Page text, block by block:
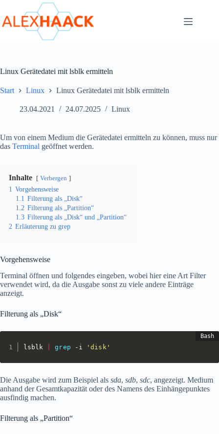
springen
Linux Gerätedatei mit lsblk ermitteln
Start Linux Linux Gerätedatei mit lsblk ermitteln
23.04.2021 24.07.2025 Linux
Um von einem Medium die Gerätedatei ermitteln zu können, muss nur
das Terminal geöffnet werden.
Inhalte Verbergen
1 Vorgehensweise
1.1 Filterung als „Disk“
1.2 Filterung als „Partition“
1.3 Filterung als „Disk“ und „Partition“
2 Erläuterung zu grep
Vorgehensweise
Terminal öffnen und folgendes eingeben, wobei hier eine Art Filter
verwendet wird, da die Ausgabe sonst zu viele andere Einträge
anzeigt.
Filterung als „Disk“
lsblk grep -i 'disk'
Die Ausgabe wird zum Beispiel als sda, sdb, sdc, angezeigt. Medium
anhand der Gesamtkapazität oder des Namens des Einhängepunktes
ausfindig machen.
Filterung als „Partition“